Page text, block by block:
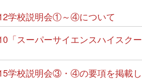
学校説明会①～④について
「スーパーサイエンスハイスク
学校説明会③・④の要項を掲載し